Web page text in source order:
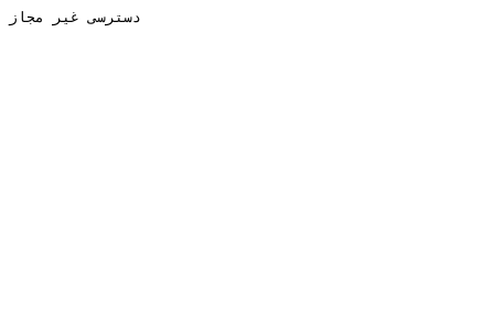
دسترسی غیر مجاز